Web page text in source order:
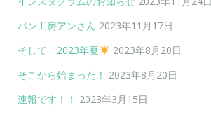
パン工房アンさん 2023年11月17日
そして 2023年夏
2023年8月20日
そこから始まった！ 2023年8月20日
速報です！！ 2023年3月15日